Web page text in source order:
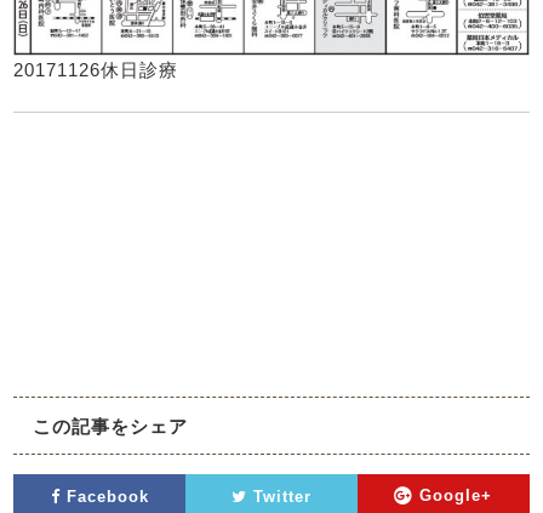
20171126休日診療
この記事をシェア
Facebook Twitter Google+